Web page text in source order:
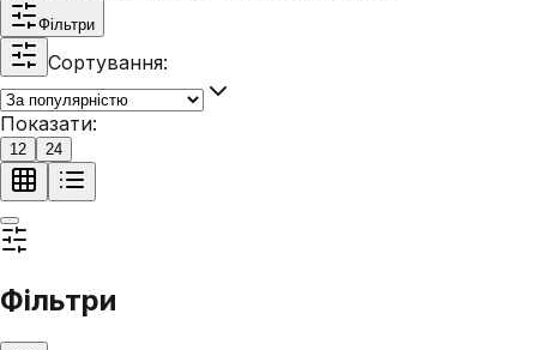
Фільтри
Сортування:
Показати:
12 24
Фільтри